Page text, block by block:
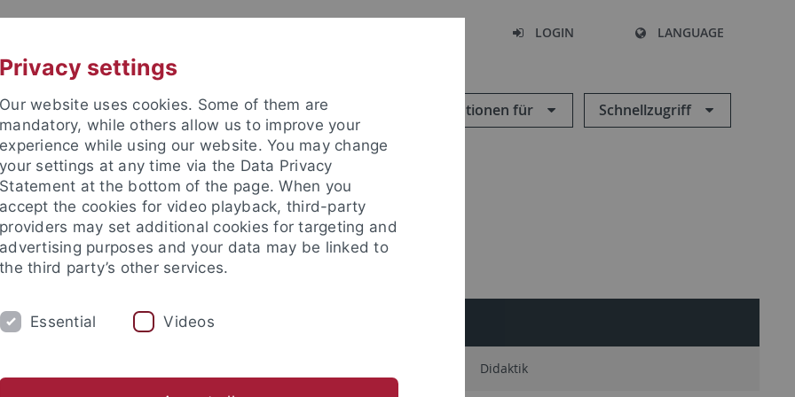
LOGIN LANGUAGE
Informationen für Schnellzugriff
STUDIUM
Literatur Didaktik
Privacy settings
Our website uses cookies. Some of them are
mandatory, while others allow us to improve your
experience while using our website. You may change
your settings at any time via the Data Privacy
Statement at the bottom of the page. When you
accept the cookies for video playback, third-party
providers may set additional cookies for targeting and
advertising purposes and your data may be linked to
the third party’s other services.
Essential Videos